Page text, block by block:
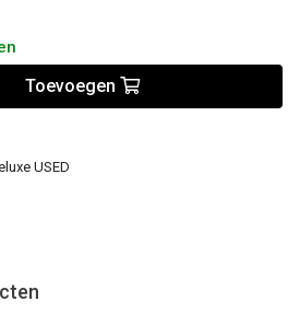
Toevoegen
USED